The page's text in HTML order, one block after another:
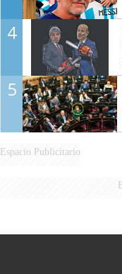
4
5
Espacio Publicitario